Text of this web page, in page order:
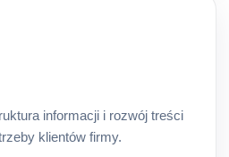
informacji i rozwój treści
klientów firmy.